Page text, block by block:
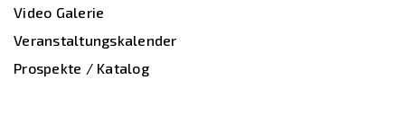
Video Galerie
Veranstaltungskalender
Prospekte / Katalog